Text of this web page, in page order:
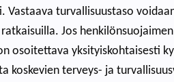
turvallisuustaso
Jos
osoitettava yksityiskohtaisesti
koskevien terveys- ja